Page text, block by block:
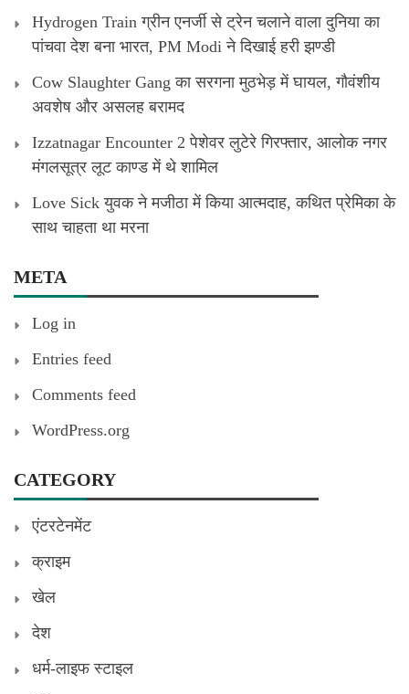
Hydrogen Train ग्रीन एनर्जी से ट्रेन चलाने वाला दुनिया का
पांचवा देश बना भारत, PM Modi ने दिखाई हरी झण्डी
Cow Slaughter Gang का सरगना मुठभेड़ में घायल, गौवंशीय
अवशेष और असलह बरामद
Izzatnagar Encounter 2 पेशेवर लुटेरे गिरफ्तार, आलोक नगर
मंगलसूत्र लूट काण्‍ड में थे शामिल
Love Sick युवक ने मजीठा में किया आत्मदाह, कथित प्रेमिका के
साथ चाहता था मरना
META
Log in
Entries feed
Comments feed
WordPress.org
CATEGORY
एंटरटेनमेंट
क्राइम
खेल
देश
धर्म-लाइफ स्टाइल